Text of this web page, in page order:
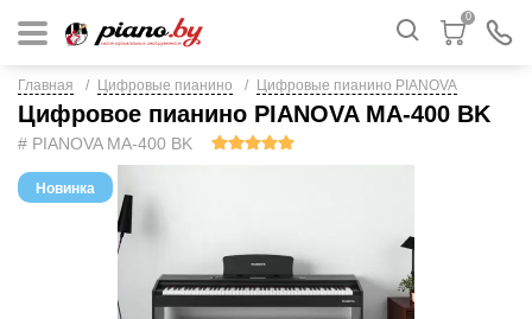
0
Главная Цифровые пианино Цифровые пианино PIANOVA
Цифровое пианино PIANOVA MA-400 BK
# PIANOVA MA-400 BK
Новинка